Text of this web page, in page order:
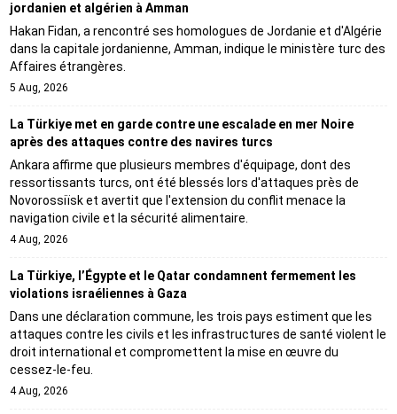
jordanien et algérien à Amman
Hakan Fidan, a rencontré ses homologues de Jordanie et d'Algérie
dans la capitale jordanienne, Amman, indique le ministère turc des
Affaires étrangères.
5 Aug, 2026
La Türkiye met en garde contre une escalade en mer Noire
après des attaques contre des navires turcs
Ankara affirme que plusieurs membres d'équipage, dont des
ressortissants turcs, ont été blessés lors d'attaques près de
Novorossiïsk et avertit que l'extension du conflit menace la
navigation civile et la sécurité alimentaire.
4 Aug, 2026
La Türkiye, l’Égypte et le Qatar condamnent fermement les
violations israéliennes à Gaza
Dans une déclaration commune, les trois pays estiment que les
attaques contre les civils et les infrastructures de santé violent le
droit international et compromettent la mise en œuvre du
cessez-le-feu.
4 Aug, 2026